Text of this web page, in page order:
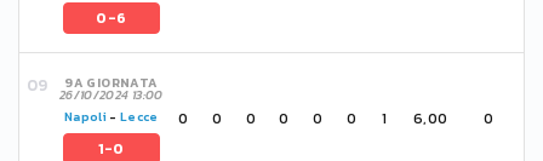
0-6
9A GIORNATA
26/10/2024 13:00
Napoli -Lecce
1-0
0 0 0 0 0 0 1 6,00 0